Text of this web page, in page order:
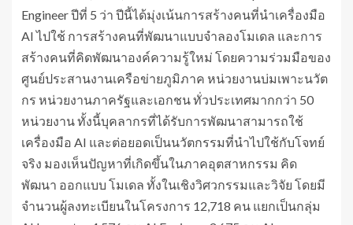
Engineer ปีที่ 5 ว่า ปีนี้ได้มุ่งเน้นการสร้างคนที่นำเครื่องมือ
AI ไปใช้ การสร้างคนที่พัฒนาแบบจำลองโมเดล และการ
สร้างคนที่คิดพัฒนาองค์ความรู้ใหม่ โดยความร่วมมือของ
ศูนย์ประสานงานเครือข่ายภูมิภาค หน่วยงานบ่มเพาะนวัต
กร หน่วยงานภาครัฐและเอกชน ทั่วประเทศมากกว่า 50
หน่วยงาน ทั้งนี้บุคลากรที่ได้รับการพัฒนาสามารถใช้
เครื่องมือ AI และต่อยอดเป็นนวัตกรรมที่นำไปใช้กับโจทย์
จริง มองเห็นปัญหาที่เกิดขึ้นในภาคอุตสาหกรรม คิด
พัฒนา ออกแบบ โมเดล ทั้งในเชิงวิศวกรรมและวิจัย โดยมี
จำนวนผู้ลงทะเบียนในโครงการ 12,718 คน แยกเป็นกลุ่ม